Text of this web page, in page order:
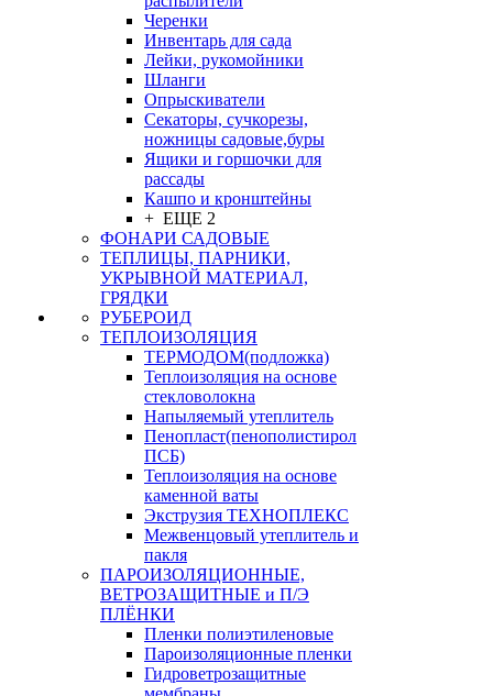
Черенки
Инвентарь для сада
Лейки, рукомойники
Шланги
Опрыскиватели
Секаторы, сучкорезы,
ножницы садовые,буры
Ящики и горшочки для
рассады
Кашпо и кронштейны
+ ЕЩЕ 2
ФОНАРИ САДОВЫЕ
ТЕПЛИЦЫ, ПАРНИКИ,
УКРЫВНОЙ МАТЕРИАЛ,
ГРЯДКИ
РУБЕРОИД
ТЕПЛОИЗОЛЯЦИЯ
ТЕРМОДОМ(подложка)
Теплоизоляция на основе
стекловолокна
Напыляемый утеплитель
Пенопласт(пенополистирол
ПСБ)
Теплоизоляция на основе
каменной ваты
Экструзия ТЕХНОПЛЕКС
Межвенцовый утеплитель и
пакля
ПАРОИЗОЛЯЦИОННЫЕ,
ВЕТРОЗАЩИТНЫЕ и П/Э
ПЛЁНКИ
Пленки полиэтиленовые
Пароизоляционные пленки
Гидроветрозащитные